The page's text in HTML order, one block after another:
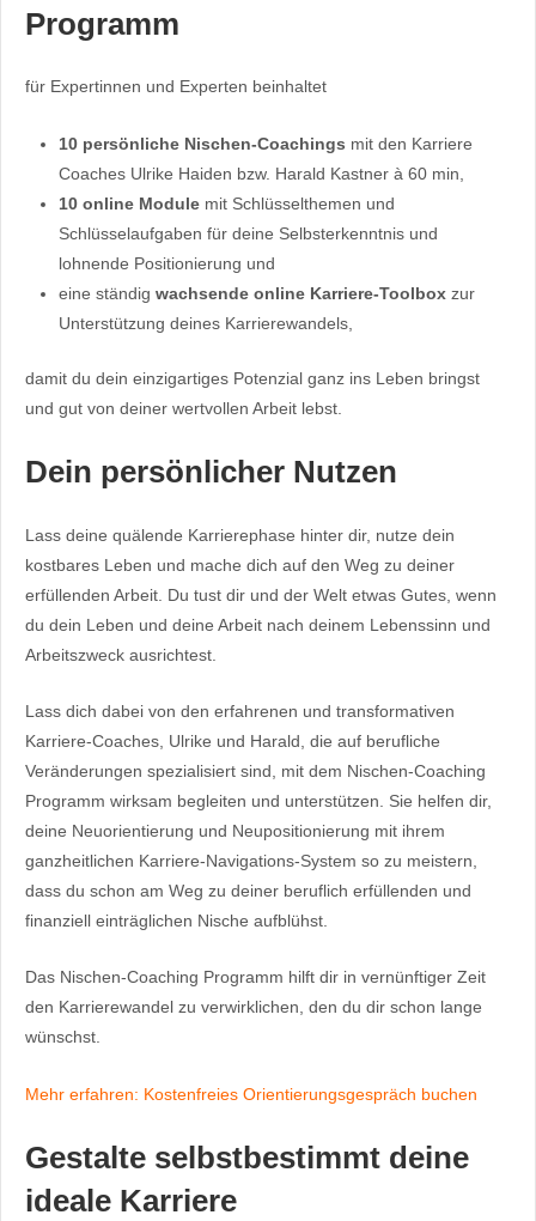
Programm
für Expertinnen und Experten beinhaltet
10 persönliche Nischen-Coachings mit den Karriere
Coaches Ulrike Haiden bzw. Harald Kastner à 60 min,
10 online Module mit Schlüsselthemen und
Schlüsselaufgaben für deine Selbsterkenntnis und
lohnende Positionierung und
eine ständig wachsende online Karriere-Toolbox zur
Unterstützung deines Karrierewandels,
damit du dein einzigartiges Potenzial ganz ins Leben bringst
und gut von deiner wertvollen Arbeit lebst.
Dein persönlicher Nutzen
Lass deine quälende Karrierephase hinter dir, nutze dein
kostbares Leben und mache dich auf den Weg zu deiner
erfüllenden Arbeit. Du tust dir und der Welt etwas Gutes, wenn
du dein Leben und deine Arbeit nach deinem Lebenssinn und
Arbeitszweck ausrichtest.
Lass dich dabei von den erfahrenen und transformativen
Karriere-Coaches, Ulrike und Harald, die auf berufliche
Veränderungen spezialisiert sind, mit dem Nischen-Coaching
Programm wirksam begleiten und unterstützen. Sie helfen dir,
deine Neuorientierung und Neupositionierung mit ihrem
ganzheitlichen Karriere-Navigations-System so zu meistern,
dass du schon am Weg zu deiner beruflich erfüllenden und
finanziell einträglichen Nische aufblühst.
Das Nischen-Coaching Programm hilft dir in vernünftiger Zeit
den Karrierewandel zu verwirklichen, den du dir schon lange
wünschst.
Mehr erfahren: Kostenfreies Orientierungsgespräch buchen
Gestalte selbstbestimmt deine
ideale Karriere